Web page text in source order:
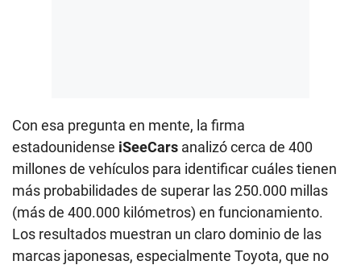
Con esa pregunta en mente, la firma
estadounidense iSeeCars analizó cerca de 400
millones de vehículos para identificar cuáles tienen
más probabilidades de superar las 250.000 millas
(más de 400.000 kilómetros) en funcionamiento.
Los resultados muestran un claro dominio de las
marcas japonesas, especialmente Toyota, que no